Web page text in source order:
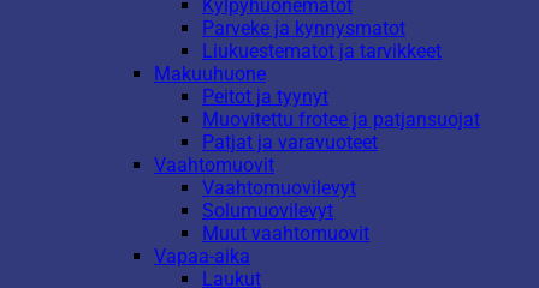
Kylpyhuonematot
Parveke ja kynnysmatot
Liukuestematot ja tarvikkeet
Makuuhuone
Peitot ja tyynyt
Muovitettu frotee ja patjansuojat
Patjat ja varavuoteet
Vaahtomuovit
Vaahtomuovilevyt
Solumuovilevyt
Muut vaahtomuovit
Vapaa-aika
Laukut